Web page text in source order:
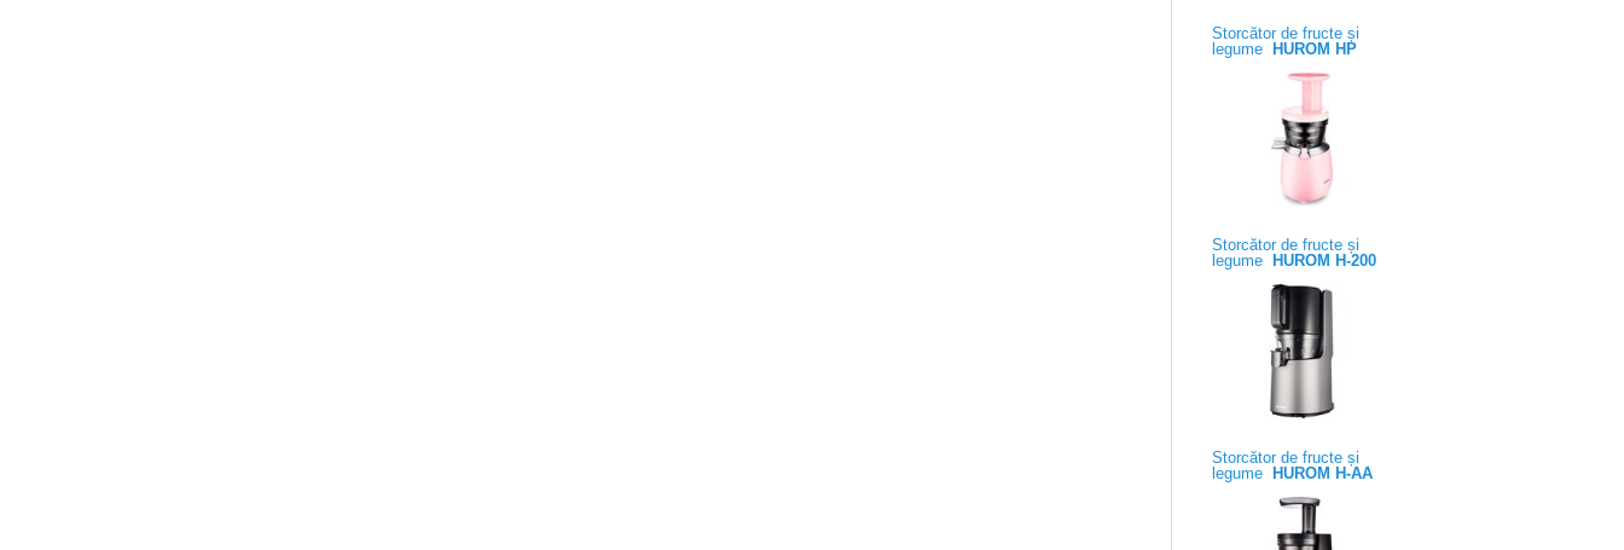
Storcător de fructe și
legume HUROM HP
Storcător de fructe și
legume
HUROM H-200
Storcător de fructe și
legume
HUROM H-AA